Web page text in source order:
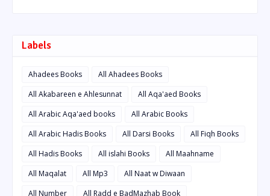
Labels
Ahadees Books
All Ahadees Books
All Akabareen e Ahlesunnat
All Aqa'aed Books
All Arabic Aqa'aed books
All Arabic Books
All Arabic Hadis Books
All Darsi Books
All Fiqh Books
All Hadis Books
All islahi Books
All Maahname
All Maqalat
All Mp3
All Naat w Diwaan
All Number
All Radd e BadMazhab Book